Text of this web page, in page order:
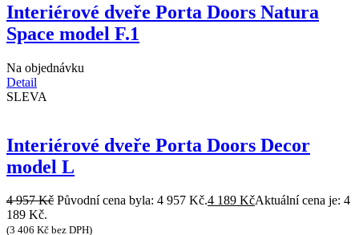
Interiérové dveře Porta Doors Natura
Space model F.1
Na objednávku
Detail
SLEVA
Interiérové dveře Porta Doors Decor
model L
4 957Kč Původní cena byla: 4 957 Kč.4 189 KčAktuální cena je: 4
189 Kč.
(3 406 Kč bez DPH)